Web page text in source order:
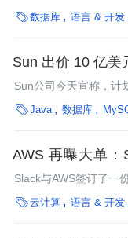
这大致是有道理的。”
数据库 语言 & 开发
Sun 出价 10 亿美
Sun公司今天宣称，计
购MySQL公司，以增
将于2008年第三季度
Java 数据库
AWS 再曝大单
合同
Slack与AWS签订了一
Pinterest、Lyft之后的
议的公司。
云计算 语言 & 开发